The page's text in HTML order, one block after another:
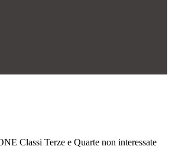
Classi Terze e Quarte non interessate